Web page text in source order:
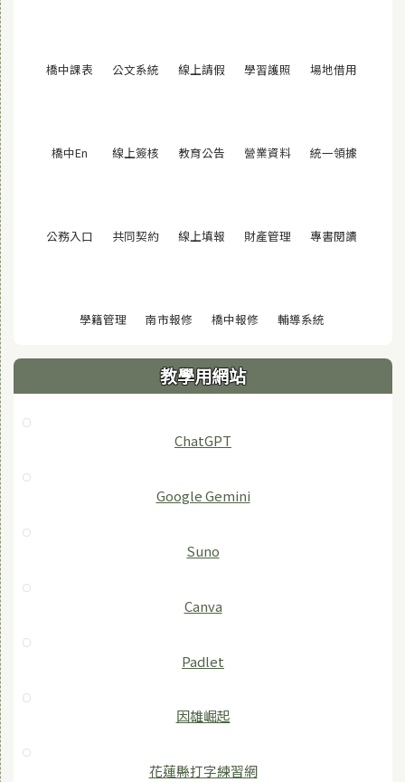
橋中課表 (另開視窗)
公文系統 (另開視窗)
線上請假 (另開視窗)
學習護照 (另開視窗)
場地借用
橋中En (另開視窗)
線上簽核 (另開視窗)
教育公告 (另開視窗)
營業資料(另開視窗)
統一領據
公務入口 (另開視窗)
共同契約(另開視窗)
線上填報 (另開視窗)
財產管理 (另開視窗)
專書閱讀
學籍管理(另開視窗)
南市報修(另開視窗)
橋中報修(另開視窗)
輔導系統(另開視窗)
教學用網站
ChatGPT
‎Google Gemini
Suno
Canva
Padlet
因雄崛起
花蓮縣打字練習網